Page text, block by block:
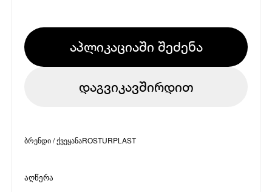
აპლიკაციაში შეძენა
დაგვიკავშირდით
ბრენდი / ქვეყანაROSTURPLAST
აღწერა